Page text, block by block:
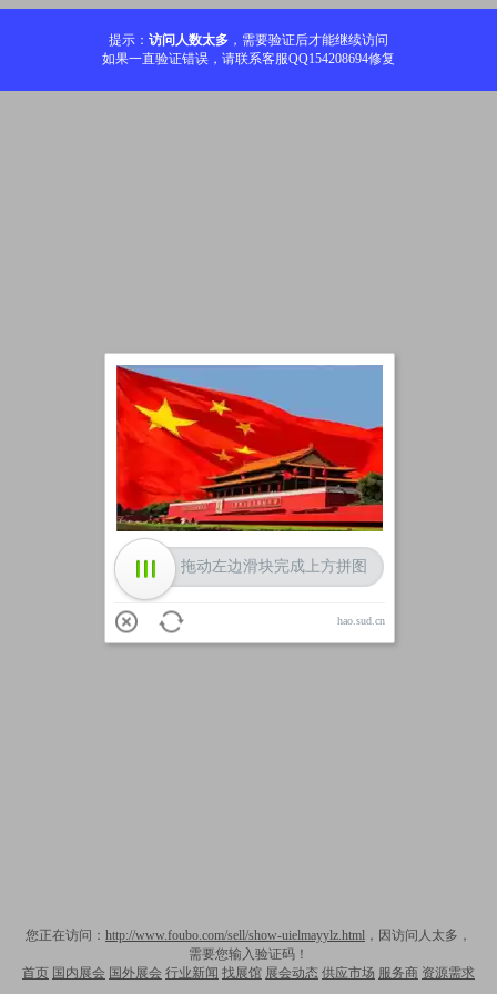
提示： 访问人数太多 ，需要验证后才能继续访问
如果一直验证错误，请联系客服QQ154208694修复
您正在访问： http://www.foubo.com/sell/show-uielmayylz.html ，因访问人太多，
需要您输入验证码！
首页 国内展会 国外展会 行业新闻 找展馆 展会动态 供应市场 服务商 资源需求
加载中
拖动左边滑块完成上方拼图
hao.sud.cn